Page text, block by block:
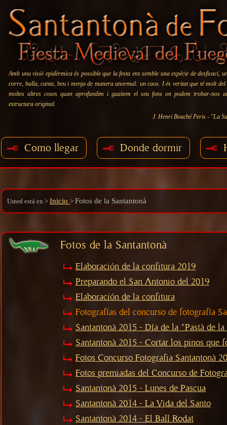
Amb una visió epidèrmica és possible que la festa ens semble una espécie de desficaci,
corre, balla, canta, beu i menja de manera anormal: un caos. I és veritat que té molt del
moltes altres coses quan aprofundim i guaitem el seu fons on podem trobar-nos
estructura original.
J. Henri Bouché Peris - "La
Como llegar Donde dormir
Usted está en > Inicio > Fotos de la Santantonà
Fotos de la Santantonà
Elaboración de la confitura 2019
Preparando el San Antonio del 2019
Elaboración de la confitura
Fotografías del concurso de fotografía
Santantonà 2015 - Día de la "Pastà de
Santantonà 2015 - Cortar los pinos que
Fotos Concurso Fotografia Santantonà
Fotos premiadas del Concurso de
Santantonà 2015 - Lunes de Pascua
Santantonà 2014 - La Vida del Santo
Santantonà 2014 - El Ball Rodat